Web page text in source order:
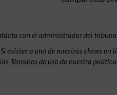
con el administrador del
Si asistes a una de nuestras clases
Términos de uso de nuestra